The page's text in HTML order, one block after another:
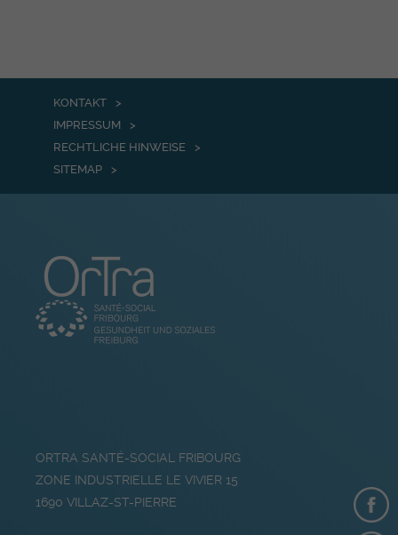
KONTAKT
IMPRESSUM
RECHTLICHE HINWEISE
SITEMAP
ORTRA SANTÉ-SOCIAL FRIBOURG
ZONE INDUSTRIELLE LE VIVIER 15
1690 VILLAZ-ST-PIERRE